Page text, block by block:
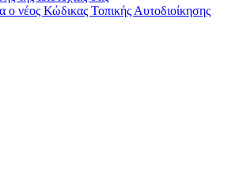
ο νέος Κώδικας Τοπικής Αυτοδιοίκησης